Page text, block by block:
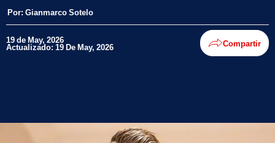
Por: Gianmarco Sotelo
19 de May, 2026
Actualizado: 19 De May, 2026 Compartir